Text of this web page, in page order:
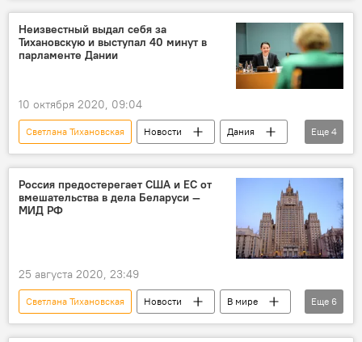
Нобелевская премия
давление
Россия
Неизвестный выдал себя за
Тихановскую и выступал 40 минут в
парламенте Дании
10 октября 2020, 09:04
Светлана Тихановская Новости
Дания
парламент
заседание
курьез
Акции протеста после выборов президента Беларуси
Еще 4
Россия предостерегает США и ЕС от
вмешательства в дела Беларуси —
МИД РФ
25 августа 2020, 23:49
Светлана Тихановская Новости
В мире
Политика
Беларусь
выборы
Еще 6